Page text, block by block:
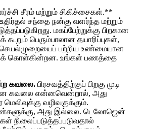
சீரம் மற்றும் சிகிச்சைகள்.**
உதிர்தல் சந்தை நன்கு வளர்ந்த மற்றும்
மகப்பேற்றுக்கு பிறகான
கூறும் பெரும்பாலான தயாரிப்புகள்,
செயல்முறையைப் பற்றிய உண்மையான
கொள்கின்றன. உங்கள் பணத்தை
கவலை. பிரசவத்திற்குப் பிறகு முடி
கவலை என்னவென்றால், அது
வழிவகுக்கும்.
அது இல்லை. டெலோஜென்
நிலைப்படுத்தப்படுவதால்